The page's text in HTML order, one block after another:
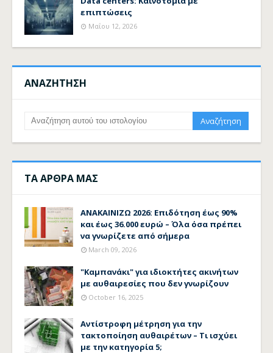
επιπτώσεις
Μαΐου 12, 2026
ΑΝΑΖΗΤΗΣΗ
ΤΑ ΑΡΘΡΑ ΜΑΣ
ΑΝΑΚΑΙΝΙΖΩ 2026: Επιδότηση έως 90%
και έως 36.000 ευρώ – Όλα όσα πρέπει
να γνωρίζετε από σήμερα
March 09, 2026
"Καμπανάκι" για ιδιοκτήτες ακινήτων
με αυθαιρεσίες που δεν γνωρίζουν
October 16, 2025
Αντίστροφη μέτρηση για την
τακτοποίηση αυθαιρέτων – Τι ισχύει
με την κατηγορία 5;